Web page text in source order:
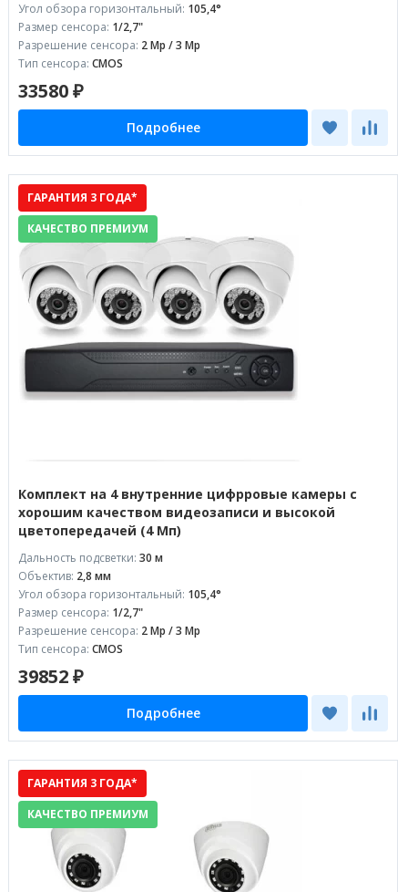
Угол обзора горизонтальный: 105,4°
Размер сенсора: 1/2,7"
Разрешение сенсора: 2 Mp / 3 Mp
Тип сенсора: CMOS
33580 ₽
Подробнее
Комплект на 4 внутренние цифрровые камеры с
хорошим качеством видеозаписи и высокой
цветопередачей (4 Мп)
ГАРАНТИЯ 3 ГОДА*
КАЧЕСТВО ПРЕМИУМ
Дальность подсветки: 30 м
Объектив: 2,8 мм
Угол обзора горизонтальный: 105,4°
Размер сенсора: 1/2,7"
Разрешение сенсора: 2 Mp / 3 Mp
Тип сенсора: CMOS
39852 ₽
Подробнее
ГАРАНТИЯ 3 ГОДА*
КАЧЕСТВО ПРЕМИУМ